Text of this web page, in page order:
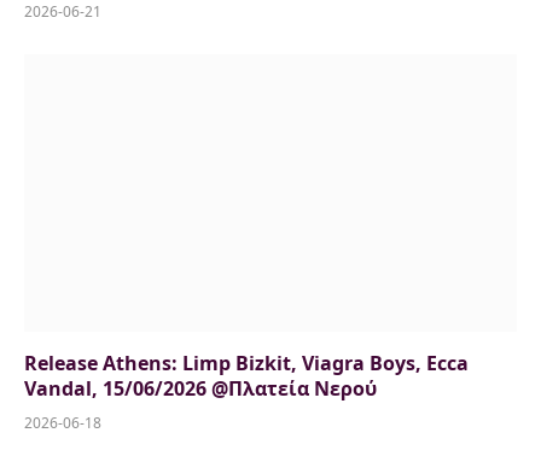
2026-06-21
Release Athens: Limp Bizkit, Viagra Boys, Ecca
Vandal, 15/06/2026 @Πλατεία Νερού
2026-06-18